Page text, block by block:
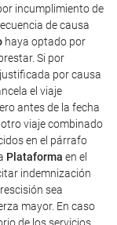
incumplimiento de
de causa
haya optado por
Si por
por causa
el viaje
antes de la fecha
viaje combinado
en el párrafo
Plataforma en el
indemnización
sea
mayor. En caso